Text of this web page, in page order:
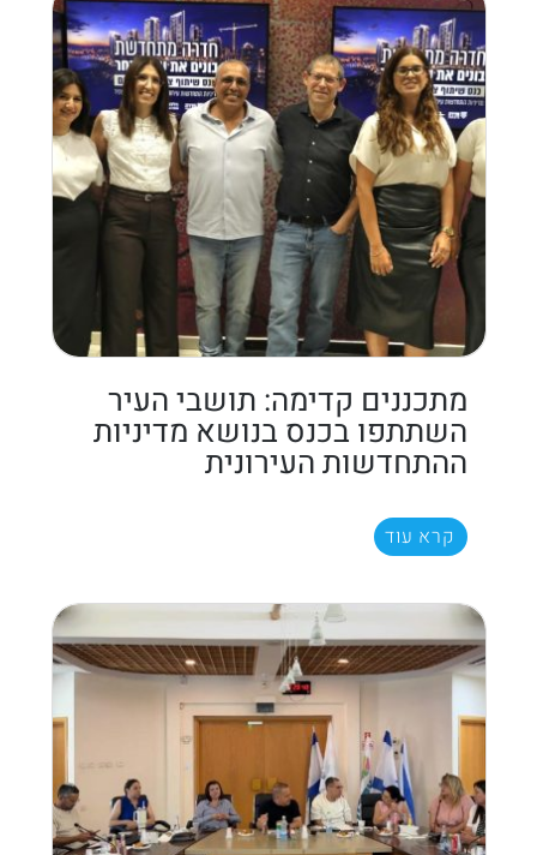
מתכננים קדימה: תושבי העיר
השתתפו בכנס בנושא מדיניות
ההתחדשות העירונית
קרא עוד